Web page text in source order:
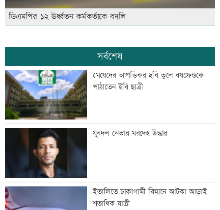
ডিএমপির ১২ ঊর্ধ্বতন কর্মকর্তাকে বদলি
সর্বশেষ
মেয়েদের আপত্তিকর ছবি তুলে বয়ফ্রেন্ডকে
পাঠাতেন ইবি ছাত্রী
যুবদল নেতার মরদেহ উদ্ধার
ইতালিতে ঢাকাগামী বিমানে আটকা আড়াই
শতাধিক যাত্রী